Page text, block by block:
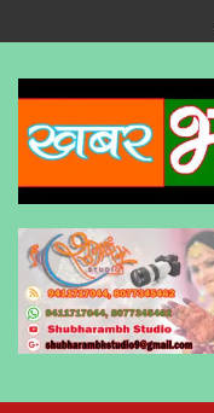
to
content